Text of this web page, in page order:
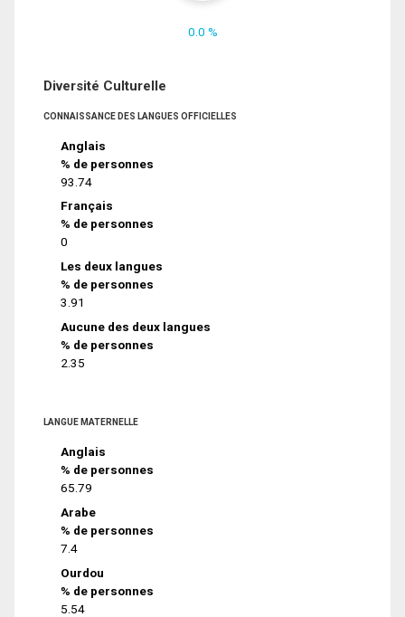
0.0 %
Diversité Culturelle
CONNAISSANCE DES LANGUES OFFICIELLES
Anglais
% de personnes
93.74
Français
% de personnes
0
Les deux langues
% de personnes
3.91
Aucune des deux langues
% de personnes
2.35
LANGUE MATERNELLE
Anglais
% de personnes
65.79
Arabe
% de personnes
7.4
Ourdou
% de personnes
5.54